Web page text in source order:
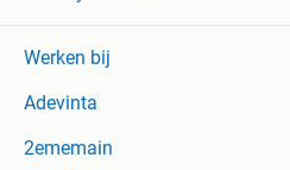
Werken bij
Adevinta
2ememain